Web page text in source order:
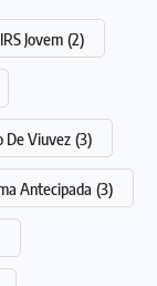
IRS Jovem (2)
De Viuvez (3)
Antecipada (3)